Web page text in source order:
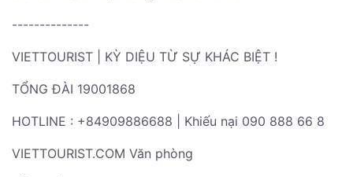
--------------
VIETTOURIST | KỲ DIỆU TỪ SỰ KHÁC BIỆT !
TỔNG ĐÀI 19001868
HOTLINE : +84909886688 | Khiếu nại 090 888 66 8
VIETTOURIST.COM Văn phòng